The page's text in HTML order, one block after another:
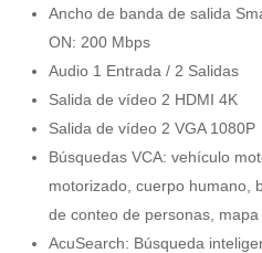
Ancho de banda de salida
ON: 200 Mbps
Audio 1 Entrada / 2 Salidas
Salida de vídeo 2 HDMI 4K
Salida de vídeo 2 VGA 1080P
Búsquedas VCA: vehículo
motorizado, cuerpo humano,
de conteo de personas,
AcuSearch: Búsqueda